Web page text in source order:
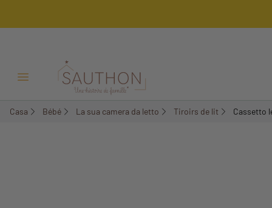
Menu Apri/Chiudi
Casa Bébé La sua camera da letto Tiroirs de lit Cassetto